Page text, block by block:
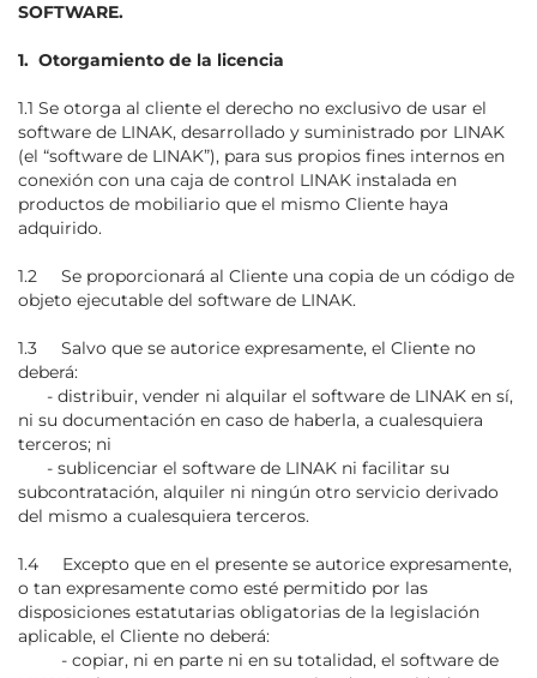
SOFTWARE.
1. Otorgamiento de la licencia
1.1 Se otorga al cliente el derecho no exclusivo de usar el
software de LINAK, desarrollado y suministrado por LINAK
(el “software de LINAK”), para sus propios fines internos en
conexión con una caja de control LINAK instalada en
productos de mobiliario que el mismo Cliente haya
adquirido.
1.2 Se proporcionará al Cliente una copia de un código de
objeto ejecutable del software de LINAK.
1.3 Salvo que se autorice expresamente, el Cliente no
deberá:
- distribuir, vender ni alquilar el software de LINAK en sí,
ni su documentación en caso de haberla, a cualesquiera
terceros; ni
- sublicenciar el software de LINAK ni facilitar su
subcontratación, alquiler ni ningún otro servicio derivado
del mismo a cualesquiera terceros.
1.4 Excepto que en el presente se autorice expresamente,
o tan expresamente como esté permitido por las
disposiciones estatutarias obligatorias de la legislación
aplicable, el Cliente no deberá:
- copiar, ni en parte ni en su totalidad, el software de